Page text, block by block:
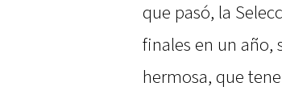
que pasó, la
finales en un año,
hermosa, que